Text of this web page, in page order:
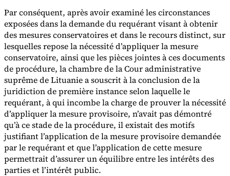
Par conséquent, après avoir examiné les circonstances
exposées dans la demande du requérant visant à obtenir
des mesures conservatoires et dans le recours distinct, sur
lesquelles repose la nécessité d’appliquer la mesure
conservatoire, ainsi que les pièces jointes à ces documents
de procédure, la chambre de la Cour administrative
suprême de Lituanie a souscrit à la conclusion de la
juridiction de première instance selon laquelle le
requérant, à qui incombe la charge de prouver la nécessité
d’appliquer la mesure provisoire, n’avait pas démontré
qu’à ce stade de la procédure, il existait des motifs
justifiant l’application de la mesure provisoire demandée
par le requérant et que l’application de cette mesure
permettrait d’assurer un équilibre entre les intérêts des
parties et l’intérêt public.